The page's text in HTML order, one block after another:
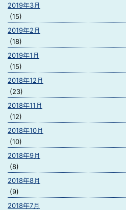
2019年3月
(15)
2019年2月
(18)
2019年1月
(15)
2018年12月
(23)
2018年11月
(12)
2018年10月
(10)
2018年9月
(8)
2018年8月
(9)
2018年7月